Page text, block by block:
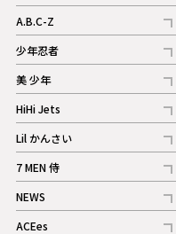
記事
A.B.C-Z
記事
ギャラリー
少年忍者
記事
美 少年
記事
HiHi Jets
記事
Lil かんさい
記事
7 MEN 侍
記事
NEWS
記事
ACEes